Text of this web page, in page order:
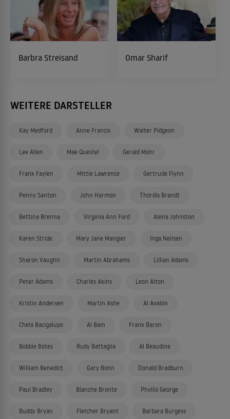
Barbra Streisand Omar Sharif
WEITERE DARSTELLER
Kay Medford Anne Francis Walter Pidgeon
Lee Allen Mae Questel Gerald Mohr
Frank Faylen Mittie Lawrence Gertrude Flynn
Penny Santon John Harmon Thordis Brandt
Bettina Brenna Virginia Ann Ford Alena Johnston
Karen Stride Mary Jane Mangler Inga Neilsen
Sharon Vaughn Martin Abrahams Lillian Adams
Peter Adams Charles Akins Leon Alton
Kristin Andersen Martin Ashe Al Avalon
Chela Bacigalupo Al Bain Frank Baron
Bobbie Bates Rudy Battaglia Al Beaudine
William Benedict Gary Bohn Donald Bradburn
Paul Bradley Blanche Bronte Phyllis George
Buddy Bryan Fletcher Bryant Barbara Burgess